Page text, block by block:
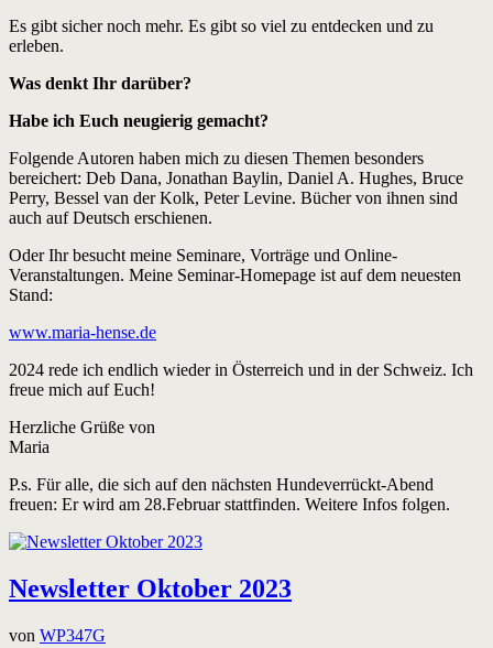
Es gibt sicher noch mehr. Es gibt so viel zu entdecken und zu
erleben.
Was denkt Ihr darüber?
Habe ich Euch neugierig gemacht?
Folgende Autoren haben mich zu diesen Themen besonders
bereichert: Deb Dana, Jonathan Baylin, Daniel A. Hughes, Bruce
Perry, Bessel van der Kolk, Peter Levine. Bücher von ihnen sind
auch auf Deutsch erschienen.
Oder Ihr besucht meine Seminare, Vorträge und Online-
Veranstaltungen. Meine Seminar-Homepage ist auf dem neuesten
Stand:
www.maria-hense.de
2024 rede ich endlich wieder in Österreich und in der Schweiz. Ich
freue mich auf Euch!
Herzliche Grüße von
Maria
P.s. Für alle, die sich auf den nächsten Hundeverrückt-Abend
freuen: Er wird am 28.Februar stattfinden. Weitere Infos folgen.
Newsletter Oktober 2023
von WP347G